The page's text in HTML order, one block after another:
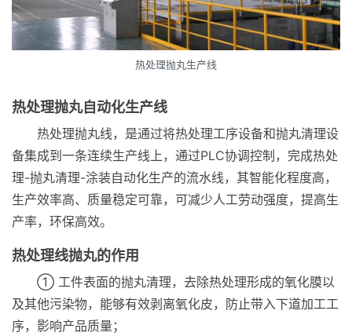
热处理抛丸生产线
热处理抛丸自动化生产线
热处理抛丸线，是通过将热处理工序设备和抛丸清理设
备集成到一条连续生产线上，通过PLC协调控制，完成热处
理-抛丸清理-涂装自动化生产的流水线，其智能化程度高，
生产效率高、质量稳定可靠，可减少人工劳动强度，提高生
产率，环保高效。
热处理线抛丸的作用
① 工件表面的抛丸清理，去除热处理形成的氧化膜以
及其他污染物，能够有效剥离氧化皮，防止带入下道加工工
序，影响产品质量；